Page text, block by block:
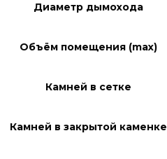
Диаметр дымохода
Объём помещения (max)
Камней в сетке
Камней в закрытой каменке